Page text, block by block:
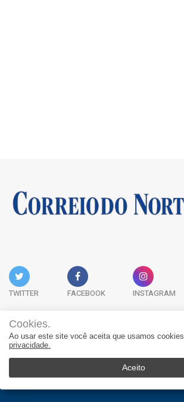
TWITTER FACEBOOK INSTAGRAM
Acervo Digital Fale Conosco
Cookies.
Ao usar este site você aceita que usamos
privacidade.
Aceito